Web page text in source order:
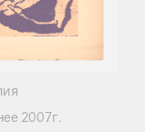
2007г.